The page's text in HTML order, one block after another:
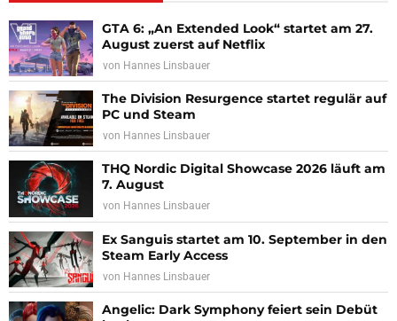
GTA 6: „An Extended Look“ startet am 27.
August zuerst auf Netflix
von Hannes Linsbauer
The Division Resurgence startet regulär auf
PC und Steam
von Hannes Linsbauer
THQ Nordic Digital Showcase 2026 läuft am
7. August
von Hannes Linsbauer
Ex Sanguis startet am 10. September in den
Steam Early Access
von Hannes Linsbauer
Angelic: Dark Symphony feiert sein Debüt